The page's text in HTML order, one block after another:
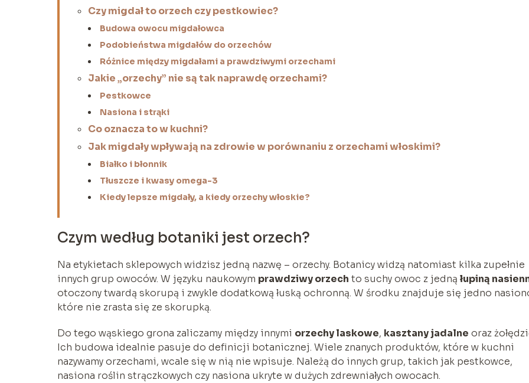
Czy migdał to orzech czy pestkowiec?
Budowa owocu migdałowca
Podobieństwa migdałów do orzechów
Różnice między migdałami a prawdziwymi orzechami
Jakie „orzechy” nie są tak naprawdę orzechami?
Pestkowce
Nasiona i strąki
Co oznacza to w kuchni?
Jak migdały wpływają na zdrowie w porównaniu z orzechami włoskimi?
Białko i błonnik
Tłuszcze i kwasy omega-3
Kiedy lepsze migdały, a kiedy orzechy włoskie?
Czym według botaniki jest orzech?
Na etykietach sklepowych widzisz jedną nazwę – orzechy. Botanicy widzą natomiast kilka zupełnie
innych grup owoców. W języku naukowym prawdziwy orzech to suchy owoc z jedną łupiną
otoczony twardą skorupą i zwykle dodatkową łuską ochronną. W środku znajduje się jedno
które nie zrasta się ze skorupką.
Do tego wąskiego grona zaliczamy między innymi orzechy laskowe, kasztany jadalne oraz
Ich budowa idealnie pasuje do definicji botanicznej. Wiele znanych produktów, które w kuchni
nazywamy orzechami, wcale się w nią nie wpisuje. Należą do innych grup, takich jak pestkowce,
nasiona roślin strączkowych czy nasiona ukryte w dużych zdrewniałych owocach.